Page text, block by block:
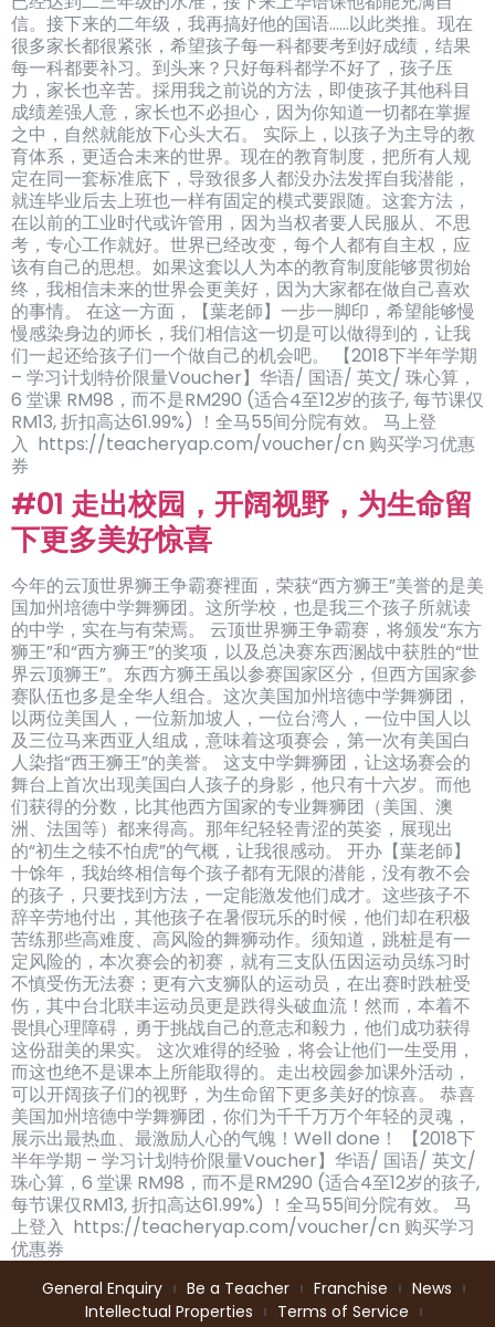
信。接下来的二年级，我再搞好他的国语……以此类推。现在
很多家长都很紧张，希望孩子每一科都要考到好成绩，结果
每一科都要补习。到头来？只好每科都学不好了，孩子压
力，家长也辛苦。採用我之前说的方法，即使孩子其他科目
成绩差强人意，家长也不必担心，因为你知道一切都在掌握
之中，自然就能放下心头大石。 实际上，以孩子为主导的教
育体系，更适合未来的世界。现在的教育制度，把所有人规
定在同一套标准底下，导致很多人都没办法发挥自我潜能，
就连毕业后去上班也一样有固定的模式要跟随。这套方法，
在以前的工业时代或许管用，因为当权者要人民服从、不思
考，专心工作就好。世界已经改变，每个人都有自主权，应
该有自己的思想。如果这套以人为本的教育制度能够贯彻始
终，我相信未来的世界会更美好，因为大家都在做自己喜欢
的事情。 在这一方面，【葉老師】一步一脚印，希望能够慢
慢感染身边的师长，我们相信这一切是可以做得到的，让我
们一起还给孩子们一个做自己的机会吧。 【2018下半年学期
– 学习计划特价限量Voucher】华语/ 国语/ 英文/ 珠心算，
6 堂课 RM98，而不是RM290 (适合4至12岁的孩子, 每节课仅
RM13, 折扣高达61.99%) ！全马55间分院有效。 马上登
入 https://teacheryap.com/voucher/cn 购买学习优惠
券
#01 走出校园，开阔视野，为生命留
下更多美好惊喜
今年的云顶世界狮王争霸赛裡面，荣获“西方狮王”美誉的是美
国加州培德中学舞狮团。这所学校，也是我三个孩子所就读
的中学，实在与有荣焉。 云顶世界狮王争霸赛，将颁发“东方
狮王”和“西方狮王”的奖项，以及总决赛东西溷战中获胜的“世
界云顶狮王”。东西方狮王虽以参赛国家区分，但西方国家参
赛队伍也多是全华人组合。这次美国加州培德中学舞狮团，
以两位美国人，一位新加坡人，一位台湾人，一位中国人以
及三位马来西亚人组成，意味着这项赛会，第一次有美国白
人染指“西王狮王”的美誉。 这支中学舞狮团，让这场赛会的
舞台上首次出现美国白人孩子的身影，他只有十六岁。而他
们获得的分数，比其他西方国家的专业舞狮团（美国、澳
洲、法国等）都来得高。那年纪轻轻青涩的英姿，展现出
的“初生之犊不怕虎”的气概，让我很感动。 开办【葉老師】
十馀年，我始终相信每个孩子都有无限的潜能，没有教不会
的孩子，只要找到方法，一定能激发他们成才。这些孩子不
辞辛劳地付出，其他孩子在暑假玩乐的时候，他们却在积极
苦练那些高难度、高风险的舞狮动作。须知道，跳桩是有一
定风险的，本次赛会的初赛，就有三支队伍因运动员练习时
不慎受伤无法赛；更有六支狮队的运动员，在出赛时跌桩受
伤，其中台北联丰运动员更是跌得头破血流！然而，本着不
畏惧心理障碍，勇于挑战自己的意志和毅力，他们成功获得
这份甜美的果实。 这次难得的经验，将会让他们一生受用，
而这也绝不是课本上所能取得的。走出校园参加课外活动，
可以开阔孩子们的视野，为生命留下更多美好的惊喜。 恭喜
美国加州培德中学舞狮团，你们为千千万万个年轻的灵魂，
展示出最热血、最激励人心的气魄！Well done！ 【2018下
半年学期 – 学习计划特价限量Voucher】华语/ 国语/ 英文/
珠心算，6 堂课 RM98，而不是RM290 (适合4至12岁的孩子,
每节课仅RM13, 折扣高达61.99%) ！全马55间分院有效。 马
上登入 https://teacheryap.com/voucher/cn 购买学习
优惠券
General Enquiry Be a Teacher Franchise
News
Intellectual Properties
Terms of Service